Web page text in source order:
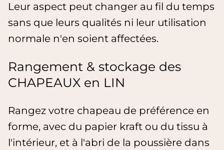
Leur aspect peut changer au fil du temps
sans que leurs qualités ni leur utilisation
normale n'en soient affectées.
Rangement & stockage des
CHAPEAUX en LIN
Rangez votre chapeau de préférence en
forme, avec du papier kraft ou du tissu à
l'intérieur, et à l'abri de la poussière dans